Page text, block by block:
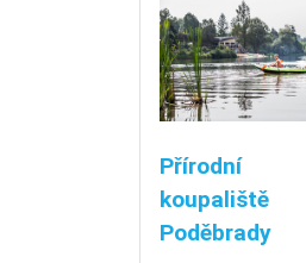
Přírodní
koupaliště
Poděbrady